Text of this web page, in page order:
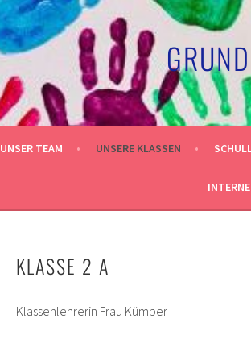
UNSER TEAM UNSERE KLASSEN
KLASSE 2 A
Klassenlehrerin Frau Kümper